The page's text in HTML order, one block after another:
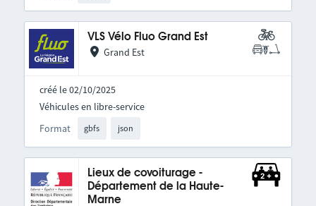
VLS Vélo Fluo Grand Est
Grand Est
créé le 02/10/2025
Format gbfs json
Véhicules en libre-service
Lieux de covoiturage -
Département de la Haute-
Marne